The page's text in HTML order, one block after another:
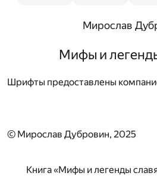
Мирослав
Мифы и
Шрифты предоставлены
© Мирослав Дубровин, 2025
Книга «Мифы и легенды